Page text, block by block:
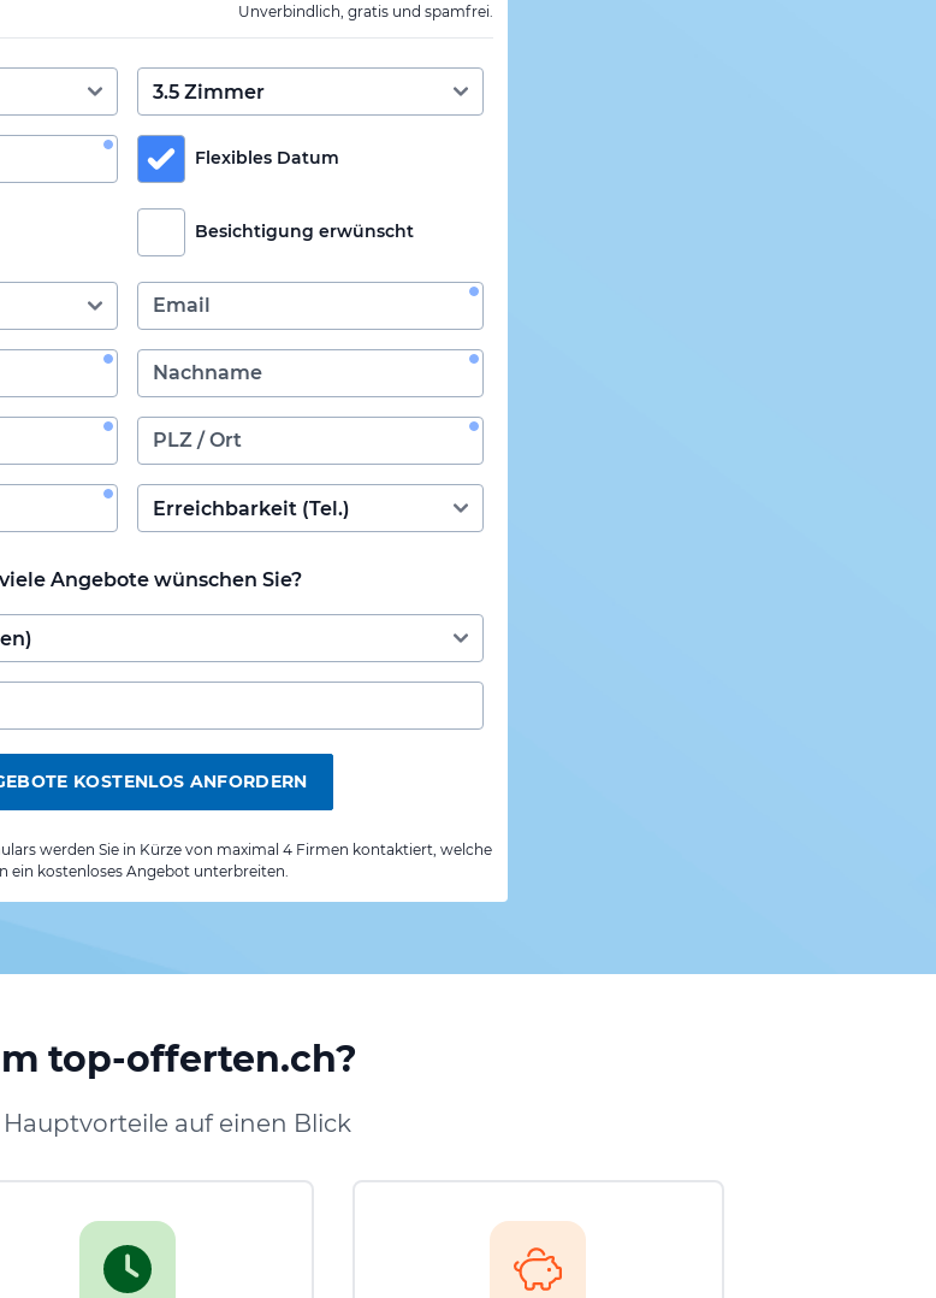
Unverbindlich, gratis und spamfrei.
Flexibles Datum
Besichtigung erwünscht
Angebote wünschen Sie?
KOSTENLOS ANFORDERN
werden Sie in Kürze von maximal 4 Firmen kontaktiert, welche
ein kostenloses Angebot unterbreiten.
top-offerten.ch?
Hauptvorteile auf einen Blick